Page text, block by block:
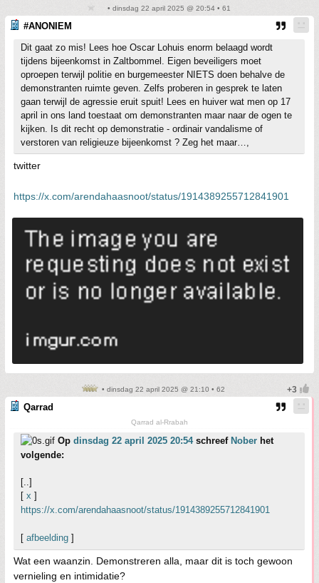
• dinsdag 22 april 2025 @ 20:54 • 61
#ANONIEM
Dit gaat zo mis! Lees hoe Oscar Lohuis enorm belaagd wordt
tijdens bijeenkomst in Zaltbommel. Eigen beveiligers moet
oproepen terwijl politie en burgemeester NIETS doen behalve de
demonstranten ruimte geven. Zelfs proberen in gesprek te laten
gaan terwijl de agressie eruit spuit! Lees en huiver wat men op 17
april in ons land toestaat om demonstranten maar naar de ogen te
kijken. Is dit recht op demonstratie - ordinair vandalisme of
verstoren van religieuze bijeenkomst ? Zeg het maar…,
twitter
https://x.com/arendahaasnoot/status/1914389255712841901
• dinsdag 22 april 2025 @ 21:10 • 62
Qarrad
Qarrad al-Rrabah
Op dinsdag 22 april 2025 20:54schreef Nober het
volgende:
[..]
[ x ]
https://x.com/arendahaasnoot/status/1914389255712841901
[ afbeelding ]
Wat een waanzin. Demonstreren alla, maar dit is toch gewoon
vernieling en intimidatie?